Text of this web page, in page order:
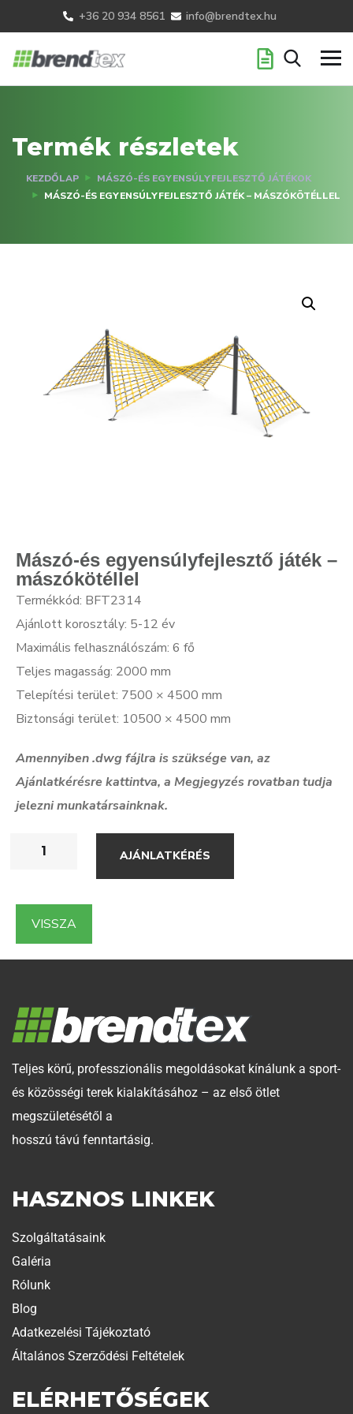
+36 20 934 8561 info@brendtex.hu
Termék részletek
KEZDŐLAP
MÁSZÓ-ÉS EGYENSÚLYFEJLESZTŐ JÁTÉKOK
MÁSZÓ-ÉS EGYENSÚLYFEJLESZTŐ JÁTÉK – MÁSZÓKÖTÉLLEL
Mászó-és egyensúlyfejlesztő játék –
mászókötéllel
Termékkód: BFT2314
Ajánlott korosztály: 5-12 év
Maximális felhasználószám: 6 fő
Teljes magasság: 2000 mm
Telepítési terület: 7500 × 4500 mm
Biztonsági terület: 10500 × 4500 mm
Amennyiben .dwg fájlra is szüksége van, az
Ajánlatkérésre kattintva, a Megjegyzés rovatban tudja
jelezni munkatársainknak.
AJÁNLATKÉRÉS
VISSZA
Teljes körű, professzionális megoldásokat kínálunk a sport-
és közösségi terek kialakításához – az első ötlet
megszületésétől a
hosszú távú fenntartásig.
HASZNOS LINKEK
Szolgáltatásaink
Galéria
Rólunk
Blog
Adatkezelési Tájékoztató
Általános Szerződési Feltételek
ELÉRHETŐSÉGEK